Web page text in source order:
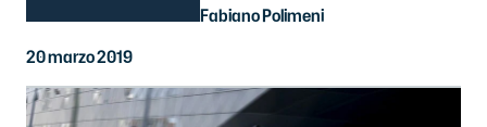
Fabiano Polimeni
20 marzo 2019